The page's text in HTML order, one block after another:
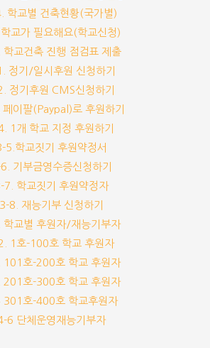
학교별 건축현황(국가별)
교가 필요해요(학교신청)
학교건축 진행 점검표 제출
정기/일시후원 신청하기
정기후원 CMS신청하기
이팔(Paypal)로 후원하기
1개 학교 지정 후원하기
5.학교짓기 후원약정서
기부금영수증신청하기
7. 학교짓기 후원약정자
3-8. 재능기부 신청하기
학교별 후원자/재능기부자
1호-100호 학교 후원자
101호-200호 학교 후원자
201호-300호 학교 후원자
301호-400호 학교후원자
6 단체운영재능기부자